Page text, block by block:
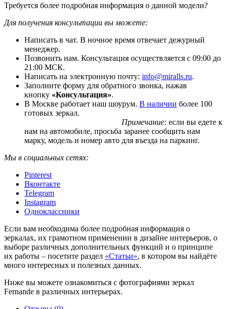
Требуется более подробная информация о данной модели?
Для получения консультации вы можете:
Написать в чат. В ночное время отвечает дежурный
менеджер.
Позвонить нам. Консультация осуществляется с 09:00 до
21:00 МСК.
Написать на электронную почту: info@miralls.ru.
Заполните форму для обратного звонка, нажав
кнопку «Консультация».
В Москве работает наш шоурум. В наличии более 100
готовых зеркал.
Примечание: если вы едете к
нам на автомобиле, просьба заранее сообщить нам
марку, модель и номер авто для въезда на паркинг.
Мы в социальных сетях:
Pinterest
Вконтакте
Telegram
Instagram
Одноклассники
Если вам необходима более подробная информация о
зеркалах, их грамотном применении в дизайне интерьеров, о
выборе различных дополнительных функций и о принципе
их работы – посетите раздел «Статьи», в котором вы найдёте
много интересных и полезных данных.
Ниже вы можете ознакомиться с фотографиями зеркал
Fernande в различных интерьерах.